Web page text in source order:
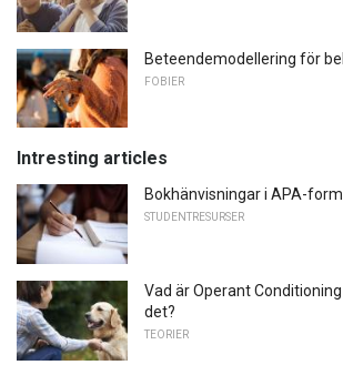
Beteendemodellering för
FOBIER
Intresting articles
Bokhänvisningar i APA-
STUDENTRESURSER
Vad är Operant
det?
TEORIER